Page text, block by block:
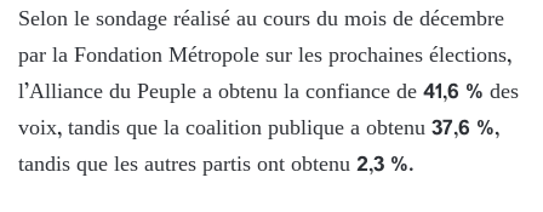
Selon le sondage réalisé au cours du mois de décembre
par la Fondation Métropole sur les prochaines élections,
l’Alliance du Peuple a obtenu la confiance de 41,6 % des
voix, tandis que la coalition publique a obtenu 37,6 %,
tandis que les autres partis ont obtenu 2,3 ​​%.